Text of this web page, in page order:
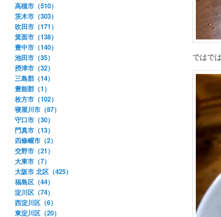
ではで
高槻市（510）
茨木市（303）
吹田市（171）
箕面市（138）
豊中市（140）
池田市（35）
摂津市（32）
三島郡（14）
豊能郡（1）
枚方市（102）
寝屋川市（87）
守口市（30）
門真市（13）
四條畷市（2）
交野市（21）
大東市（7）
大阪市 北区（425）
福島区（44）
淀川区（74）
西淀川区（6）
東淀川区（20）